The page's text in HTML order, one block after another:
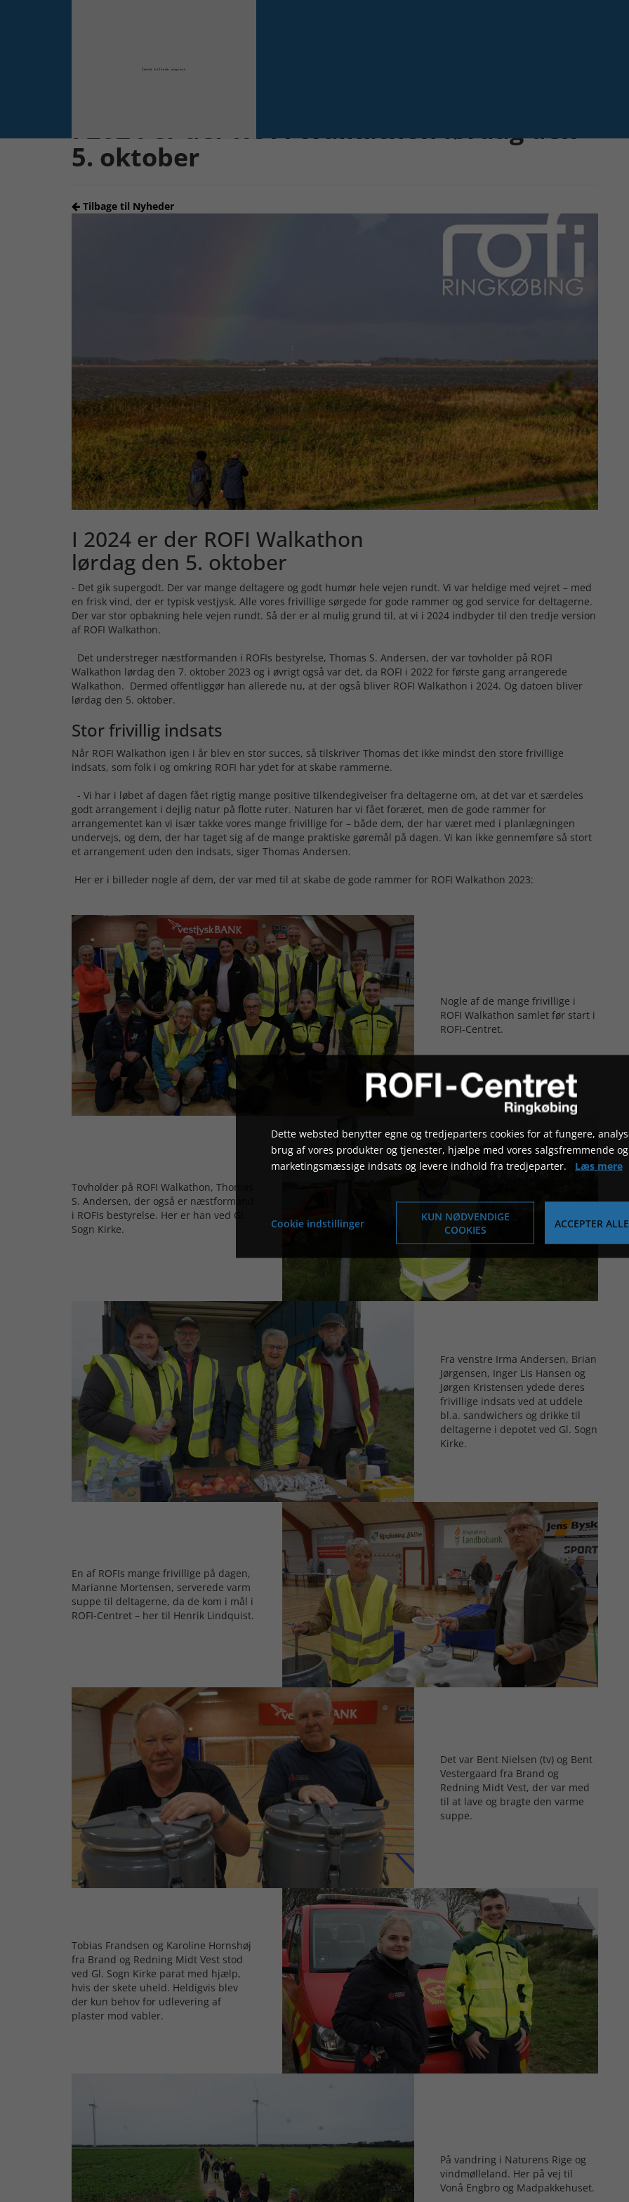
I 2024 er der ROFI Walkathon lørdag den
5. oktober
Tilbage til Nyheder
I 2024 er der ROFI Walkathon
lørdag den 5. oktober
- Det gik supergodt. Der var mange deltagere og godt humør hele vejen rundt. Vi var heldige med vejret – med
en frisk vind, der er typisk vestjysk. Alle vores frivillige sørgede for gode rammer og god service for deltagerne.
Der var stor opbakning hele vejen rundt. Så der er al mulig grund til, at vi i 2024 indbyder til den tredje version
af ROFI Walkathon.
Det understreger næstformanden i ROFIs bestyrelse, Thomas S. Andersen, der var tovholder på ROFI
Walkathon lørdag den 7. oktober 2023 og i øvrigt også var det, da ROFI i 2022 for første gang arrangerede
Walkathon. Dermed offentliggør han allerede nu, at der også bliver ROFI Walkathon i 2024. Og datoen bliver
lørdag den 5. oktober.
Stor frivillig indsats
Når ROFI Walkathon igen i år blev en stor succes, så tilskriver Thomas det ikke mindst den store frivillige
indsats, som folk i og omkring ROFI har ydet for at skabe rammerne.
- Vi har i løbet af dagen fået rigtig mange positive tilkendegivelser fra deltagerne om, at det var et særdeles
godt arrangement i dejlig natur på flotte ruter. Naturen har vi fået foræret, men de gode rammer for
arrangementet kan vi især takke vores mange frivillige for – både dem, der har været med i planlægningen
undervejs, og dem, der har taget sig af de mange praktiske gøremål på dagen. Vi kan ikke gennemføre så stort
et arrangement uden den indsats, siger Thomas Andersen.
Her er i billeder nogle af dem, der var med til at skabe de gode rammer for ROFI Walkathon 2023:
Nogle af de mange frivillige i
ROFI Walkathon samlet før start i
ROFI-Centret.
Tovholder på ROFI Walkathon, Thomas
S. Andersen, der også er næstformand
i ROFIs bestyrelse. Her er han ved Gl.
Sogn Kirke.
Fra venstre Irma Andersen, Brian
Jørgensen, Inger Lis Hansen og
Jørgen Kristensen ydede deres
frivillige indsats ved at uddele
bl.a. sandwichers og drikke til
deltagerne i depotet ved Gl. Sogn
Kirke.
En af ROFIs mange frivillige på dagen,
Marianne Mortensen, serverede varm
suppe til deltagerne, da de kom i mål i
ROFI-Centret – her til Henrik Lindquist.
Det var Bent Nielsen (tv) og Bent
Vestergaard fra Brand og
Redning Midt Vest, der var med
til at lave og bragte den varme
suppe.
Tobias Frandsen og Karoline Hornshøj
fra Brand og Redning Midt Vest stod
ved Gl. Sogn Kirke parat med hjælp,
hvis der skete uheld. Heldigvis blev
der kun behov for udlevering af
plaster mod vabler.
På vandring i Naturens Rige og
vindmølleland. Her på vej til
Vonå Engbro og Madpakkehuset.
Dette websted benytter egne og tredjeparters cookies for at fungere,
brug af vores produkter og tjenester, hjælpe med vores salgsfremmende og
marketingsmæssige indsats og levere indhold fra tredjeparter. Læs mere
Cookie indstillinger
KUN NØDVENDIGE
COOKIES
ACCEPTER